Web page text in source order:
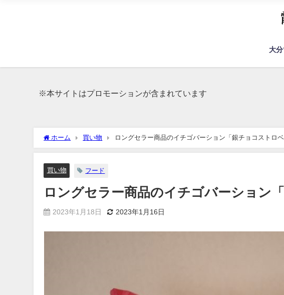
大
※本サイトはプロモーションが含まれています
ホーム 買い物 ロングセラー商品のイチゴバーション「銀チョコストロベ
買い物 フード
ロングセラー商品のイチゴバーション
2023年1月18日 2023年1月16日